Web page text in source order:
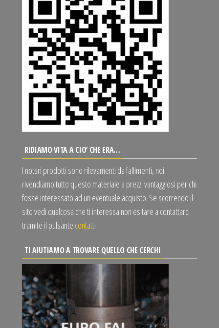
RIDIAMO VITA A CIO’ CHE ERA…
I notsri prodotti sono rilevamenti da fallimenti, noi
rivendiamo tutto questo materiale a prezzi vantaggiosi per chi
fosse interessato ad un eventuale acquisto. Se scorrendo il
sito vedi qualcosa che ti interessa non esitare a contattarci
tramite il pulsante contatti .
TI AIUTIAMO A TROVARE QUELLO CHE CERCHI